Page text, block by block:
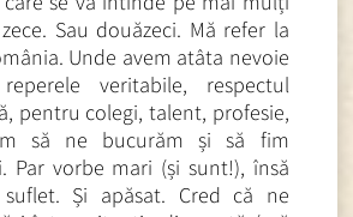
Sau douăzeci. Mă refer la
Unde avem atâta nevoie
veritabile, respectul
pentru colegi, talent, profesie,
să ne bucurăm și să fim
Par vorbe mari (și sunt!), însă
Și apăsat. Cred că ne